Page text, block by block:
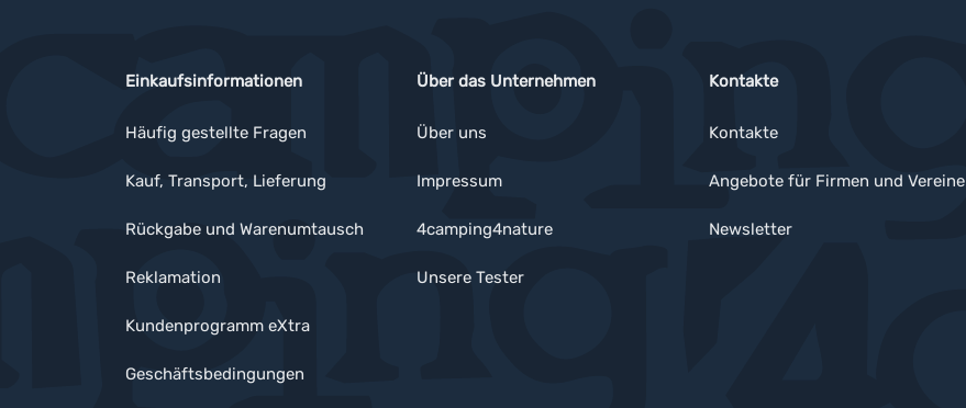
Einkaufsinformationen
Häufig gestellte Fragen
Kauf, Transport, Lieferung
Rückgabe und Warenumtausch
Reklamation
Kundenprogramm eXtra
Geschäftsbedingungen
Über das Unternehmen
Über uns
Impressum
4camping4nature
Unsere Tester
Kontakte
Kontakte
Angebote für Firmen und Vereine
Newsletter